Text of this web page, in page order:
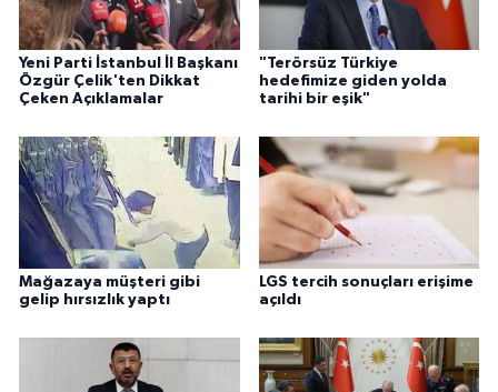
Yeni Parti İstanbul İl Başkanı
Özgür Çelik'ten Dikkat
Çeken Açıklamalar
"Terörsüz Türkiye
hedefimize giden yolda
tarihi bir eşik"
Mağazaya müşteri gibi
gelip hırsızlık yaptı
LGS tercih sonuçları erişime
açıldı